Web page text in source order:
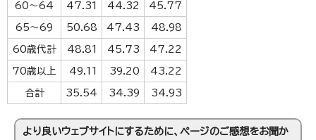
60～64 47.31 44.32 45.77
65～69 50.68 47.43 48.98
60歳代計 48.81 45.73 47.22
70歳以上 49.11 39.20 43.22
合計 35.54 34.39 34.93
より良いウェブサイトにするために、ページのご感想をお聞か